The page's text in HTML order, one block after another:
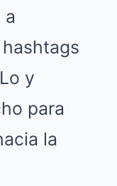
a
y
para
la